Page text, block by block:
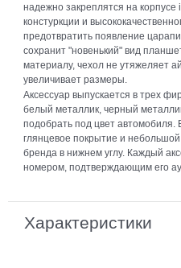
надежно закреплятся на корпусе
констуркции и
предотвратить появление
сохранит "новенький" вид
материалу, чехол не утяжеляет
увеличивает размеры.
Аксессуар выпускается в трех
белый металлик, черный
подобрать под цвет
глянцевое покрытие и небольшой
бренда в нижнем углу. Каждый
номером, подтверждающим его
Характеристики